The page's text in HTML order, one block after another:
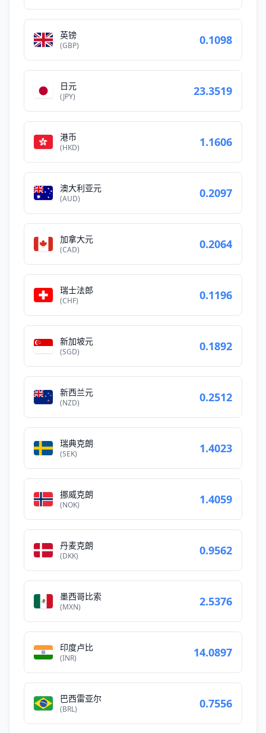
英镑
(GBP) 0.1098
日元
(JPY) 23.3519
港币
(HKD) 1.1606
澳大利亚元
(AUD) 0.2097
加拿大元
(CAD) 0.2064
瑞士法郎
(CHF) 0.1196
新加坡元
(SGD) 0.1892
新西兰元
(NZD) 0.2512
瑞典克朗
(SEK) 1.4023
挪威克朗
(NOK) 1.4059
丹麦克朗
(DKK) 0.9562
墨西哥比索
(MXN) 2.5376
印度卢比
(INR) 14.0897
巴西雷亚尔
(BRL) 0.7556